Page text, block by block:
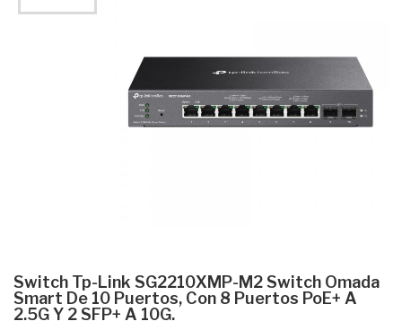
Switch Tp-Link SG2210XMP-M2 Switch Omada
Smart De 10 Puertos, Con 8 Puertos PoE+ A
2.5G Y 2 SFP+ A 10G.